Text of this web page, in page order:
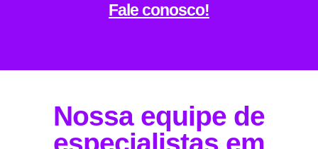
Fale conosco!
Nossa equipe de